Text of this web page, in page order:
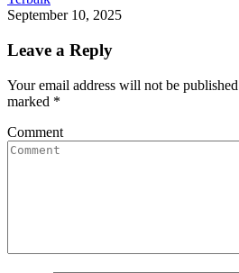
September 10, 2025
Leave a Reply
Your email address will not be
marked *
Comment